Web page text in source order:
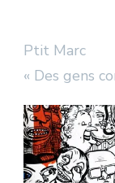
Ptit Marc
« Des gens